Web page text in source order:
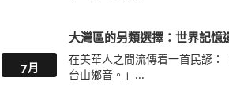
7月
大灣區的另類選擇：世界記
在美華人之間流傳着一首民諺：
台山鄉音。」...